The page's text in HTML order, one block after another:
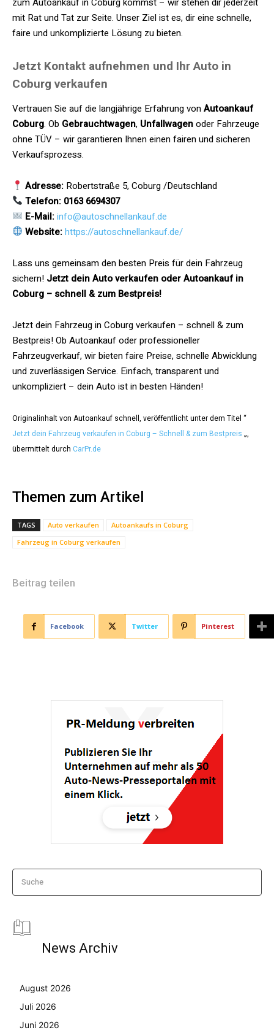
mit Rat und Tat zur Seite. Unser Ziel ist es, dir eine schnelle,
faire und unkomplizierte Lösung zu bieten.
Jetzt Kontakt aufnehmen und Ihr Auto in
Coburg verkaufen
Vertrauen Sie auf die langjährige Erfahrung vonAutoankauf
Coburg. Ob Gebrauchtwagen, Unfallwagenoder Fahrzeuge
ohne TÜV – wir garantieren Ihnen einen fairen und sicheren
Verkaufsprozess.
Adresse: Robertstraße 5, Coburg /Deutschland
Telefon: 0163 6694307
E-Mail:info@autoschnellankauf.de
Website:https://autoschnellankauf.de/
Lass uns gemeinsam den besten Preis für dein Fahrzeug
sichern! Jetzt dein Auto verkaufen oder Autoankauf in
Coburg – schnell & zum Bestpreis!
Jetzt dein Fahrzeug in Coburg verkaufen – schnell & zum
Bestpreis! Ob Autoankauf oder professioneller
Fahrzeugverkauf, wir bieten faire Preise, schnelle Abwicklung
und zuverlässigen Service. Einfach, transparent und
unkompliziert – dein Auto ist in besten Händen!
Originalinhalt von Autoankauf schnell, veröffentlicht unter dem Titel “
Jetzt dein Fahrzeug verkaufen in Coburg – Schnell & zum Bestpreis „,
übermittelt durch CarPr.de
Themen zum Artikel
TAGS Auto verkaufen
Autoankaufs in Coburg
Fahrzeug in Coburg verkaufen
Beitrag teilen
Facebook Twitter Pinterest
Suche
News Archiv
August 2026
Juli 2026
Juni 2026